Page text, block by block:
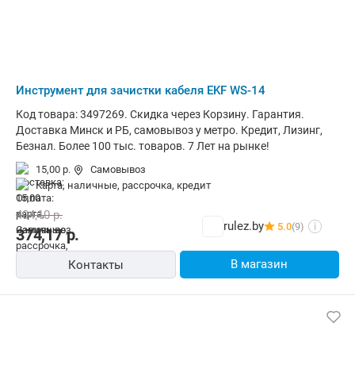
Инструмент для зачистки кабеля EKF WS-14
Код товара: 3497269. Скидка через Корзину. Гарантия.
Доставка Минск и РБ, самовывоз у метро. Кредит, Лизинг,
Безнал. Более 100 тыс. товаров. 7 Лет на рынке!
15,00 р.
Самовывоз
карта, наличные, рассрочка, кредит
374,17р.
404,10р.
rulez.by 5.0(9) i
Контакты В магазин